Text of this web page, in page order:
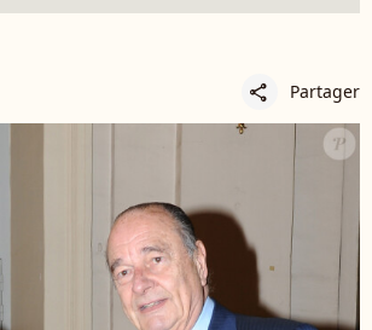
share Partager